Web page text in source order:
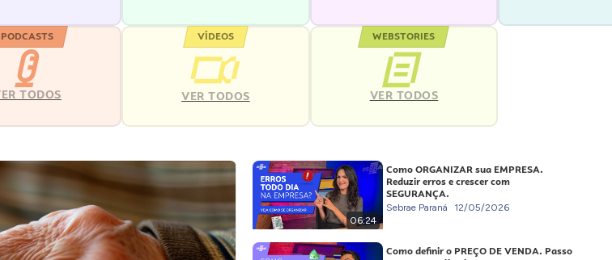
PODCASTS
TODOS
VÍDEOS
VER TODOS
WEBSTORIES
VER TODOS
06:24
Como ORGANIZAR sua EMPRESA.
Reduzir erros e crescer com
SEGURANÇA.
Sebrae Paraná 12/05/2026
Como definir o PREÇO DE VENDA. Passo